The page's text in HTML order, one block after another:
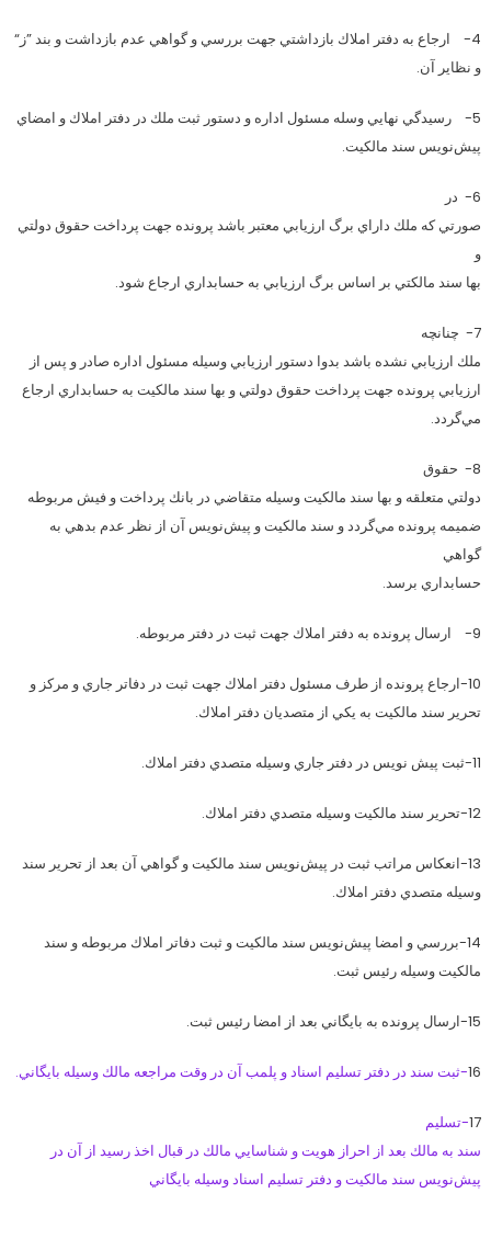
4- ارجاع به دفتر املاك بازداشتي جهت بررسي و گواهي عدم بازداشت و بند ”ز“
و نظاير آن.
5- رسيدگي نهايي وسله مسئول اداره و دستور ثبت ملك در دفتر املاك و امضاي
پيش‌نويس سند مالكيت.
6- در
صورتي كه ملك داراي برگ ارزيابي معتبر باشد پرونده جهت پرداخت حقوق دولتي
و
بها سند مالكتي بر اساس برگ ارزيابي به حسابداري ارجاع شود.
7- چنانچه
ملك ارزيابي نشده باشد بدوا دستور ارزيابي وسيله مسئول اداره صادر و پس از
ارزيابي پرونده جهت پرداخت حقوق دولتي و بها سند مالكيت به حسابداري ارجاع
مي‌گردد.
8- حقوق
دولتي متعلقه و بها سند مالكيت وسيله متقاضي در بانك پرداخت و فيش مربوطه
ضميمه پرونده مي‌گردد و سند مالكيت و پيش‌نويس آن از نظر عدم بدهي به
گواهي
حسابداري برسد.
9- ارسال پرونده به دفتر املاك جهت ثبت در دفتر مربوطه.
10-ارجاع پرونده از طرف مسئول دفتر املاك جهت ثبت در دفاتر جاري و مركز و
تحرير سند مالكيت به يكي از متصديان دفتر املاك.
11-ثبت پيش نويس در دفتر جاري وسيله متصدي دفتر املاك.
12-تحرير سند مالكيت وسيله متصدي دفتر املاك.
13-انعكاس مراتب ثبت در پيش‌نويس سند مالكيت و گواهي آن بعد از تحرير سند
وسيله متصدي دفتر املاك.
14-بررسي و امضا پيش‌نويس سند مالكيت و ثبت دفاتر املاك مربوطه و سند
مالكيت وسيله رئيس ثبت.
15-ارسال پرونده به بايگاني بعد از امضا رئيس ثبت.
16-ثبت سند در دفتر تسليم اسناد و پلمب آن در وقت مراجعه مالك وسيله بايگاني.
17-تسليم
سند به مالك بعد از احراز هويت و شناسايي مالك در قبال اخذ رسيد از آن در
پيش‌نويس سند مالكيت و دفتر تسليم اسناد وسيله بايگاني